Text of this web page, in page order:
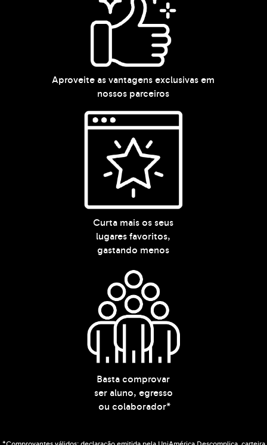
Aproveite as vantagens exclusivas em
nossos parceiros
Curta mais os seus
lugares favoritos,
gastando menos
Basta comprovar
ser aluno, egresso
ou colaborador*